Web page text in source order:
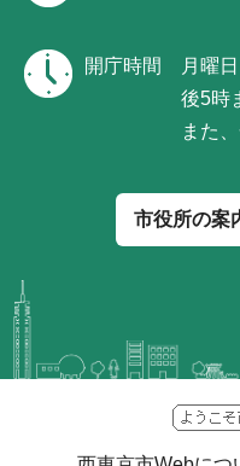
開庁時間
月曜
後5時
また
市役所の案